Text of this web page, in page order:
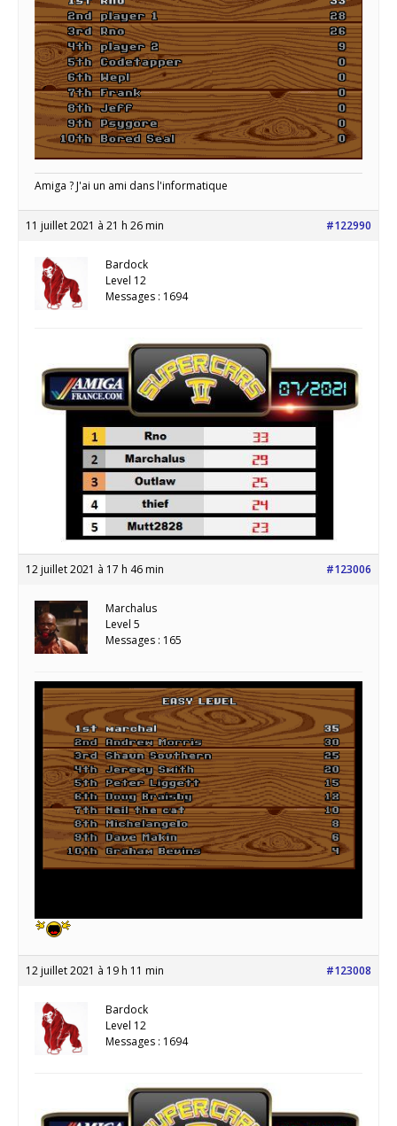
Amiga ? J'ai un ami dans l'informatique
11 juillet 2021 à 21 h 26 min #122990
Bardock
Level 12
Messages : 1694
12 juillet 2021 à 17 h 46 min #123006
Marchalus
Level 5
Messages : 165
12 juillet 2021 à 19 h 11 min #123008
Bardock
Level 12
Messages : 1694